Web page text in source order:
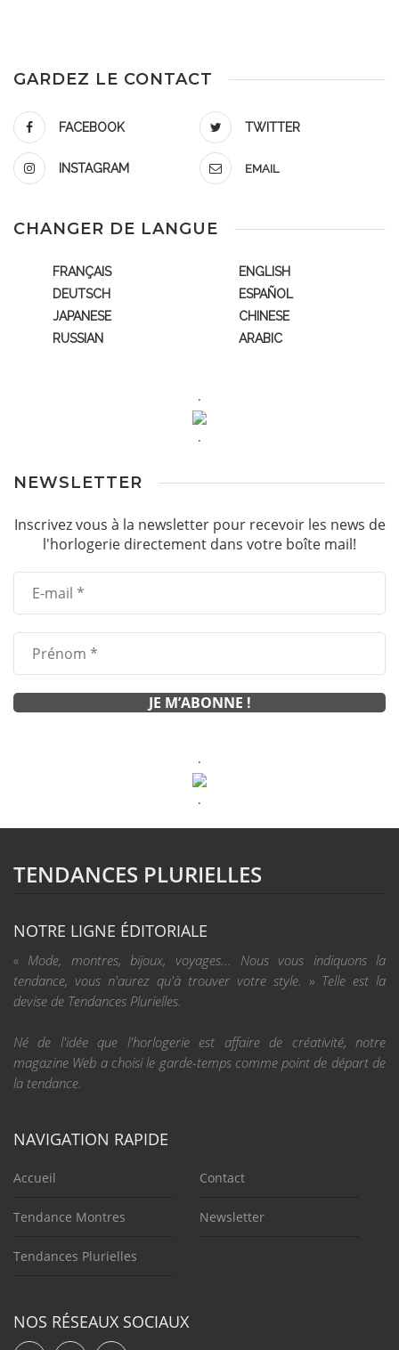
GARDEZ LE CONTACT
FACEBOOK TWITTER
INSTAGRAM EMAIL
CHANGER DE LANGUE
FRANÇAIS
ENGLISH
DEUTSCH
ESPAÑOL
JAPANESE
CHINESE
RUSSIAN
ARABIC
.
.
NEWSLETTER
Inscrivez vous à la newsletter pour recevoir les news de
l'horlogerie directement dans votre boîte mail!
.
.
TENDANCES PLURIELLES
NOTRE LIGNE ÉDITORIALE
« Mode, montres, bijoux, voyages... Nous vous indiquons la
tendance, vous n'aurez qu'à trouver votre style. » Telle est la
devise de Tendances Plurielles.
Né de l'idée que l'horlogerie est affaire de créativité, notre
magazine Web a choisi le garde-temps comme point de départ de
la tendance.
NAVIGATION RAPIDE
Accueil
Tendance Montres
Tendances Plurielles
Contact
Newsletter
NOS RÉSEAUX SOCIAUX